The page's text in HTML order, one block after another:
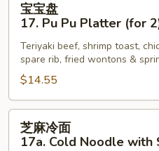
17.
Pu
Pu
Platter
(for
宝宝盘
17. Pu Pu Platter (for
Teriyaki beef, shrimp toast,
spare rib, fried wontons &
$14.55
芝麻冷面
17a. Cold Noodle with